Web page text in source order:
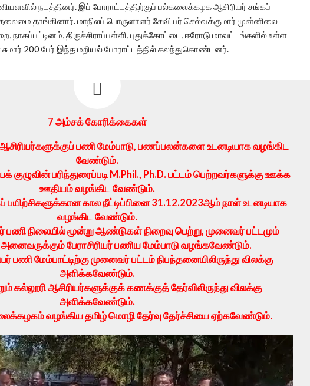
நடத்தினர். இப் போராட்டத்திற்குப் பல்கலைக்கழக ஆசிரியர் சங்கப்
தாங்கினார். மாநிலப் பொருளாளர் சேவியர் செல்வக்குமார் முன்னிலை
நாகப்பட்டினம், திருச்சிராப்பள்ளி, புதுக்கோட்டை, ஈரோடு மாவட்டங்களில் உள்ள
சுமார் 200 பேர் இந்த மறியல் போராட்டத்தில் கலந்துகொண்டனர்.
7 அம்சக் கோரிக்கைகள்
ஆசிரியர்களுக்குப் பணி மேம்பாடு, பணப்பலன்களை உடனடியாக வழங்கிட
வேண்டும்.
பரிந்துரைப்படி M.Phil., Ph.D. பட்டம் பெற்றவர்களுக்கு ஊக்க
ஊதியம் வழங்கிட வேண்டும்.
பயிற்சிகளுக்கான கால நீட்டிப்பினை 31.12.2023ஆம் நாள் உடனடியாக
வழங்கிட வேண்டும்.
பணி நிலையில் மூன்று ஆண்டுகள் நிறைவு பெற்று, முனைவர் பட்டமும்
அனைவருக்கும் பேராசிரியர் பணிய மேம்பாடு வழங்கவேண்டும்.
பணி மேம்பாட்டிற்கு முனைவர் பட்டம் நிபந்தனையிலிருந்து விலக்கு
அளிக்கவேண்டும்.
கல்லூரி ஆசிரியர்களுக்குக் கணக்குத் தேர்விலிருந்து விலக்கு
அளிக்கவேண்டும்.
வழங்கிய தமிழ் மொழி தேர்வு தேர்ச்சியை ஏற்கவேண்டும்.